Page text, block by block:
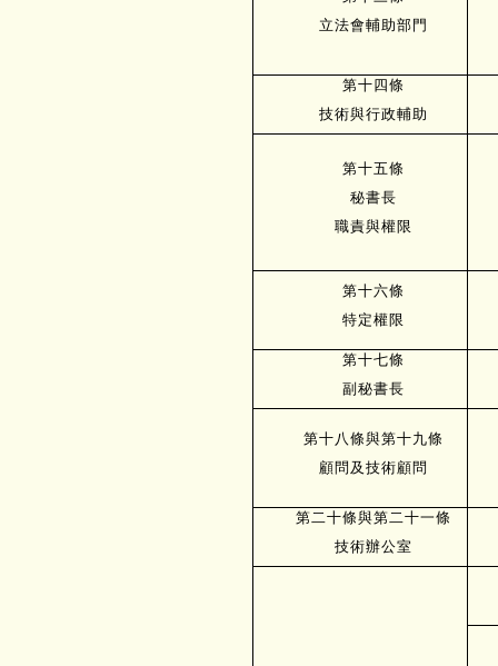
立法會輔助部門
第十四條
技術與行政輔助
第十五條
秘書長
職責與權限
第十六條
特定權限
第十七條
副秘書長
第十八條與第十九條
顧問及技術顧問
第二十條與第二十一條
技術辦公室